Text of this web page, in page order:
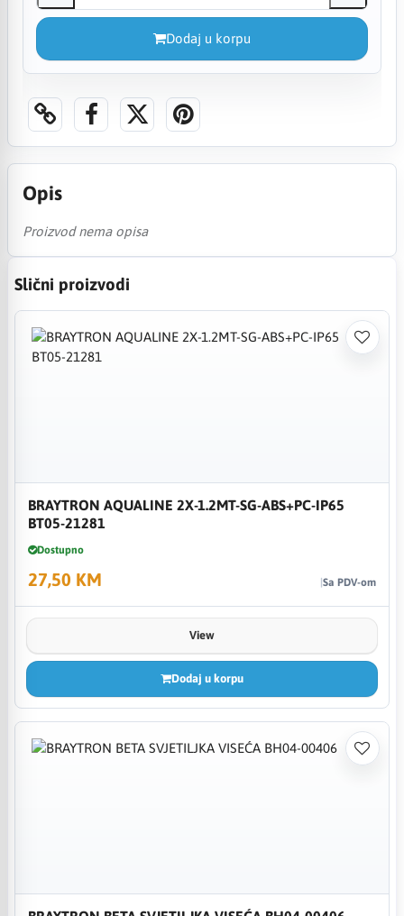
Dodaj u korpu
Opis
Proizvod nema opisa
Slični proizvodi
BRAYTRON AQUALINE 2X-1.2MT-SG-ABS+PC-IP65
BT05-21281
Dostupno
27,50 KM Sa PDV-om
View
Dodaj u korpu